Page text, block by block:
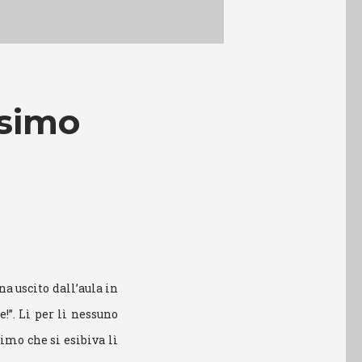
uscito dall’aula in
Lì per lì nessuno
che si esibiva lì